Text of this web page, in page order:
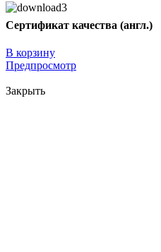
Сертификат качества (англ.)
В корзину
Предпросмотр
Закрыть